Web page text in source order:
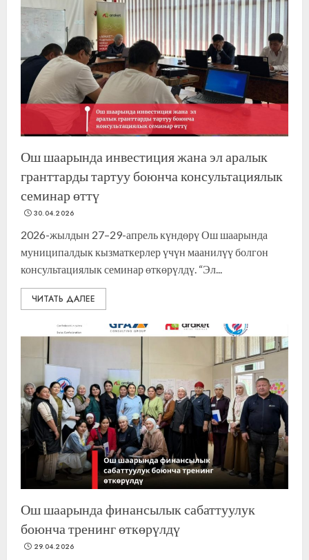
Ош шаарында инвестиция жана эл аралык
гранттарды тартуу боюнча консультациялык
семинар өттү
30.04.2026
2026-жылдын 27–29-апрель күндөрү Ош шаарында
муниципалдык кызматкерлер үчүн маанилүү болгон
консультациялык семинар өткөрүлдү. “Эл...
ЧИТАТЬ ДАЛЕЕ
Ош шаарында финансылык сабаттуулук
боюнча тренинг өткөрүлдү
29.04.2026